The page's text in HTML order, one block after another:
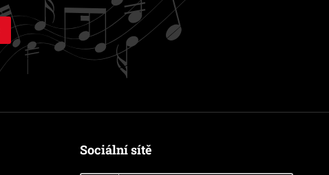
Sociální sítě